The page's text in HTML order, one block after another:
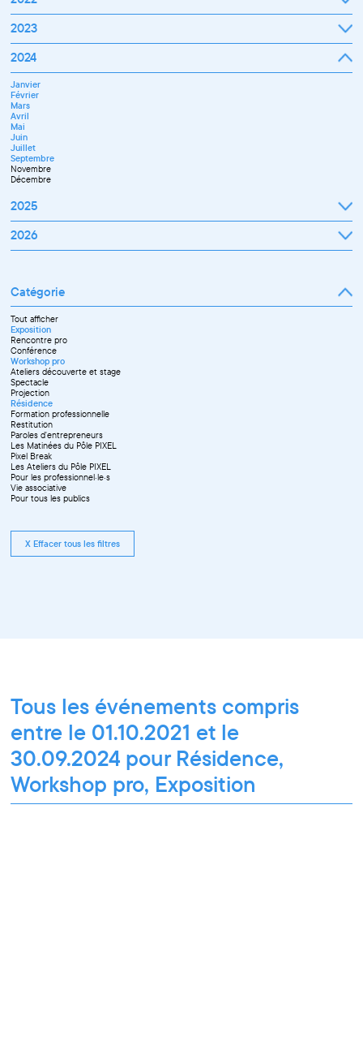
Janvier
Mars
Avril
Juin
Juillet
Septembre
Octobre
Novembre
Décembre
2023
Janvier
Mars
Avril
Mai
Juin
Septembre
Octobre
Novembre
Décembre
2024
Janvier
Février
Mars
Avril
Mai
Juin
Juillet
Septembre
Novembre
Décembre
2025
Janvier
Mars
Juin
Juillet
Septembre
Octobre
Novembre
Décembre
2026
Avril
Mai
Juin
Septembre
Octobre
Novembre
Catégorie
Tout afficher
Exposition
Rencontre pro
Conférence
Workshop pro
Ateliers découverte et stage
Spectacle
Projection
Résidence
Formation professionnelle
Restitution
Paroles d'entrepreneurs
Les Matinées du Pôle PIXEL
Pixel Break
Les Ateliers du Pôle PIXEL
Pour les professionnel·le·s
Vie associative
Pour tous les publics
X Effacer tous les filtres
Tous les événements compris
entre le 01.10.2021 et le
30.09.2024 pour Résidence,
Workshop pro, Exposition